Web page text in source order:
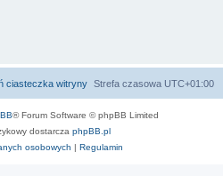
Strefa czasowa UTC+01:00
ciasteczka witryny
® Forum Software © phpBB Limited
dostarcza phpBB.pl
osobowych | Regulamin